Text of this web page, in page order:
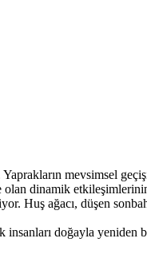
Yaprakların mevsimsel
olan dinamik
Huş ağacı, düşen
insanları doğayla yeniden